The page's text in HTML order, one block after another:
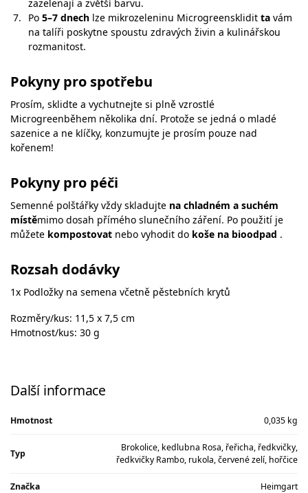
zazelenají a zvětší barvu.
Po 5–7 dnech lze mikrozeleninu Microgreensklidit ta vám
na talíři poskytne spoustu zdravých živin a kulinářskou
rozmanitost.
Pokyny pro spotřebu
Prosím, sklidte a vychutnejte si plně vzrostlé
Microgreenběhem několika dní. Protože se jedná o mladé
sazenice a ne klíčky, konzumujte je prosím pouze nad
kořenem!
Pokyny pro péči
Semenné polštářky vždy skladujte na chladném a suchém
místěmimo dosah přímého slunečního záření. Po použití je
můžete kompostovat nebo vyhodit do koše na bioodpad .
Rozsah dodávky
1x Podložky na semena včetně pěstebních krytů
Rozměry/kus: 11,5 x 7,5 cm
Hmotnost/kus: 30 g
Další informace
Hmotnost 0,035 kg
Typ
Brokolice, kedlubna Rosa, řeřicha, ředkvičky,
ředkvičky Rambo, rukola, červené zelí, hořčice
Značka Heimgart